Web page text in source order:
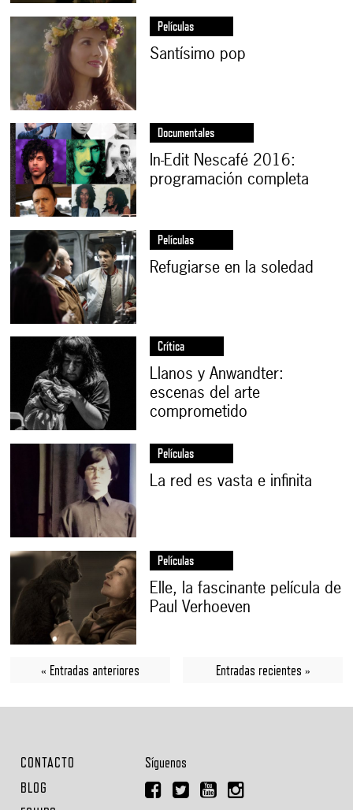
Películas
Santísimo pop
Documentales
In-Edit Nescafé 2016:
programación completa
Películas
Refugiarse en la soledad
Crítica
Llanos y Anwandter:
escenas del arte
comprometido
Películas
La red es vasta e infinita
Películas
Elle, la fascinante película de
Paul Verhoeven
« Entradas anteriores Entradas recientes »
CONTACTO
BLOG
Síguenos